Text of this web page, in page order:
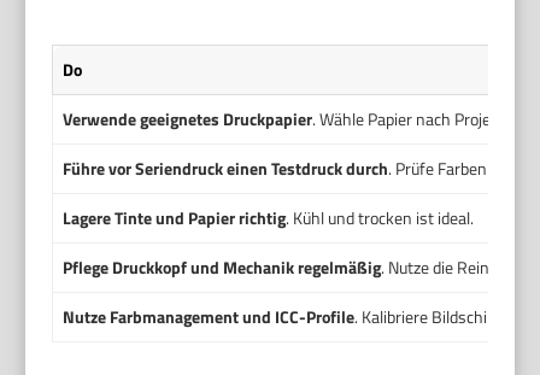
Do
Verwende geeignetes Druckpapier. Wähle Papier nach Projekt
Führe vor Seriendruck einen Testdruck durch. Prüfe Farben und
Lagere Tinte und Papier richtig. Kühl und trocken ist ideal.
Pflege Druckkopf und Mechanik regelmäßig. Nutze die
Nutze Farbmanagement und ICC-Profile. Kalibriere Bildschirm